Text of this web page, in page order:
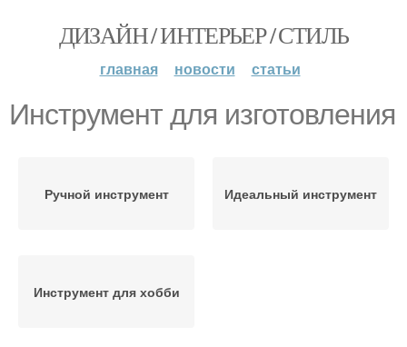
ДИЗАЙН / ИНТЕРЬЕР / СТИЛЬ
главная новости статьи
Инструмент для изготовления
Ручной инструмент Идеальный инструмент
Инструмент для хобби